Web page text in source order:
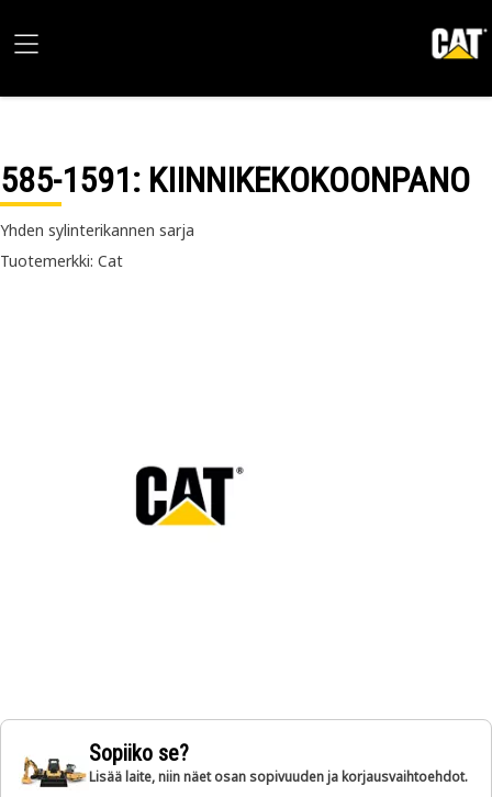
585-1591: KIINNIKEKOKOONPANO
Yhden sylinterikannen sarja
Tuotemerkki: Cat
Sopiiko se?
Lisää laite, niin näet osan sopivuuden ja korjausvaihtoehdot.